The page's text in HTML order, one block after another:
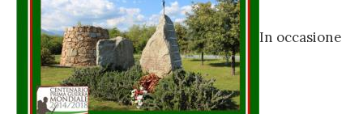
In occasione